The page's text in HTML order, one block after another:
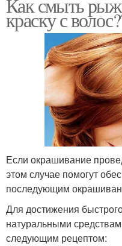
краску с волос?
Если окрашивание
этом случае помогут
последующим
Для достижения
натуральными
следующим рецептом: